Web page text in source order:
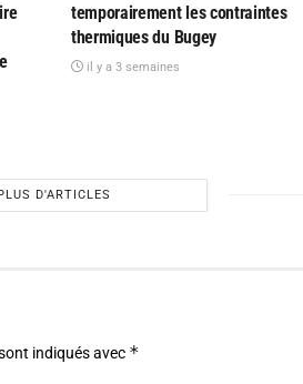
temporairement les contraintes
thermiques du Bugey
il y a 3 semaines
D'ARTICLES
indiqués avec *